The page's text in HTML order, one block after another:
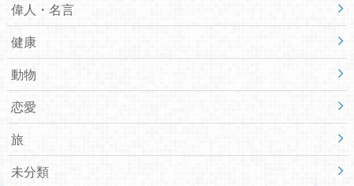
偉人・名言
健康
動物
恋愛
旅
未分類